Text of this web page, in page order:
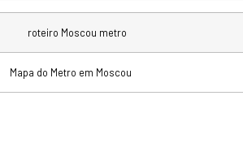
Mapa do Metro em Moscou